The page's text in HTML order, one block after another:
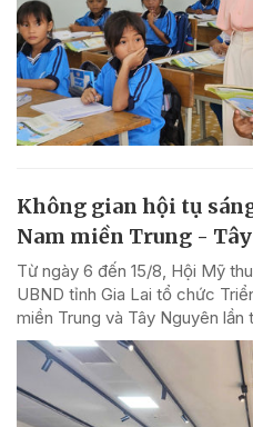
Không gian hội tụ
Nam miền Trung -
Từ ngày 6 đến 15/8, Hội Mỹ
UBND tỉnh Gia Lai tổ chức
miền Trung và Tây Nguyên lần